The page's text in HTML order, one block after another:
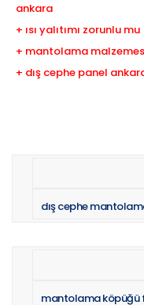
ankara
+ ısı yalıtımı zorunlu mu
+ mantolama
+ dış cephe panel
dış cephe
mantolama köpüğü